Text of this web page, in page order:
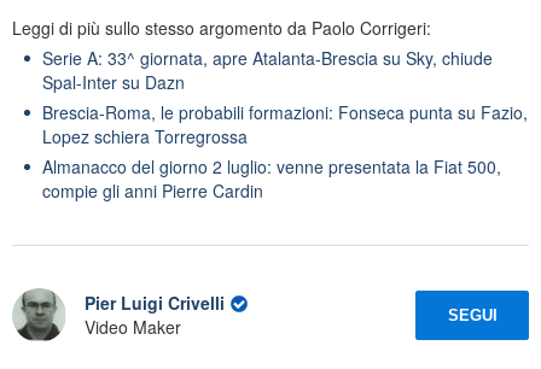
Leggi di più sullo stesso argomento da Paolo Corrigeri:
Serie A: 33^ giornata, apre Atalanta-Brescia su Sky, chiude
Spal-Inter su Dazn
Brescia-Roma, le probabili formazioni: Fonseca punta su Fazio,
Lopez schiera Torregrossa
Almanacco del giorno 2 luglio: venne presentata la Fiat 500,
compie gli anni Pierre Cardin
Pier Luigi Crivelli
Video Maker
SEGUI